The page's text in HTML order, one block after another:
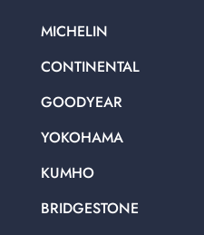
MICHELIN
CONTINENTAL
GOODYEAR
YOKOHAMA
KUMHO
BRIDGESTONE